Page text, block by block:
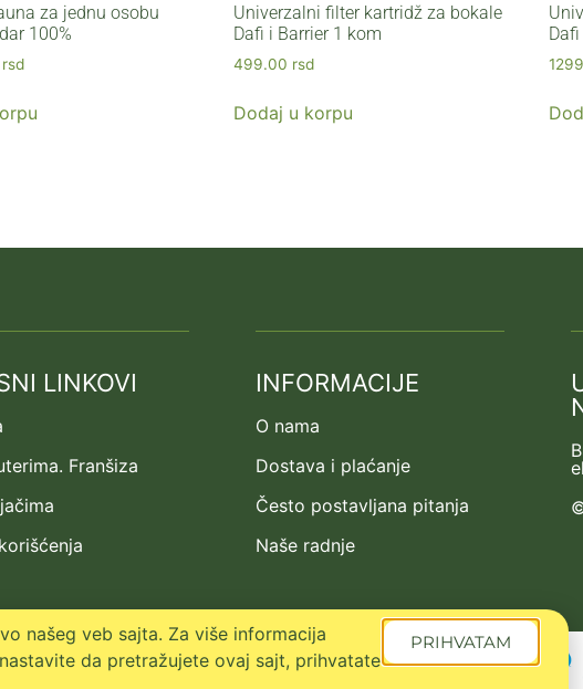
za jednu osobu
100%
rsd
Univerzalni filter kartridž za bokale
Dafi i Barrier 1 kom
499.00 rsd
Dodaj u korpu
LINKOVI
Franšiza
INFORMACIJE
O nama
Dostava i plaćanje
Često postavljana pitanja
Naše radnje
našeg veb sajta. Za više informacija
da pretražujete ovaj sajt, prihvatate
PRIHVATAM